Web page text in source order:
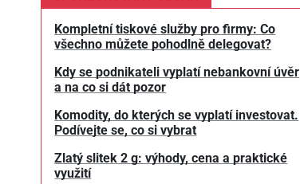
Kompletní tiskové služby pro firmy: Co
všechno můžete pohodlně delegovat?
Kdy se podnikateli vyplatí nebankovní úvěr
a na co si dát pozor
Komodity, do kterých se vyplatí investovat.
Podívejte se, co si vybrat
Zlatý slitek 2 g: výhody, cena a praktické
využití